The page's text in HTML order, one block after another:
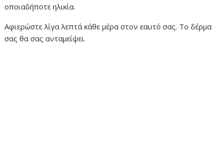
οποιαδήποτε ηλικία.
Αφιερώστε λίγα λεπτά κάθε μέρα στον εαυτό σας. Το δέρμα
σας θα σας ανταμείψει.